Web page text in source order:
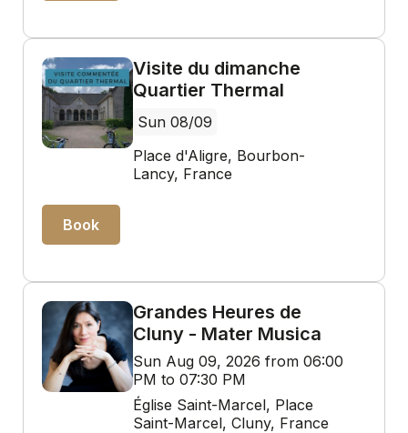
Visite du dimanche
Quartier Thermal
Sun 08/09
Place d'Aligre, Bourbon-
Lancy, France
Book
Grandes Heures de
Cluny - Mater Musica
Sun Aug 09, 2026 from 06:00
PM to 07:30 PM
Église Saint-Marcel, Place
Saint-Marcel, Cluny, France